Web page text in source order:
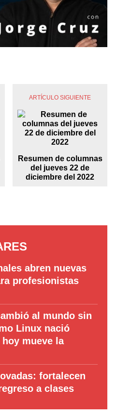
ARTÍCULO SIGUIENTE
Resumen de columnas
del jueves 22 de
diciembre del 2022
abren nuevas
profesionistas
al mundo sin
Linux nació
mueve la
fortalecen
a clases